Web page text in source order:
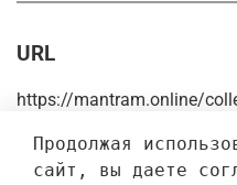
URL
https://mantram.online/
otbelivanie-100-gr
Продолжая
сайт, вы даете